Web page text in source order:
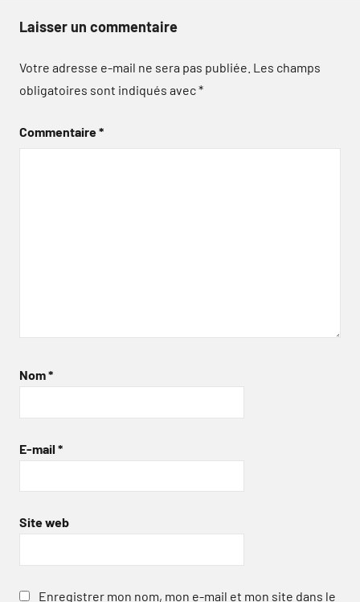
Laisser un commentaire
Votre adresse e-mail ne sera pas publiée. Les champs
obligatoires sont indiqués avec*
Commentaire*
Nom*
E-mail *
Site web
Enregistrer mon nom, mon e-mail et mon site dans le